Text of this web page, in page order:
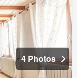
4 Photos